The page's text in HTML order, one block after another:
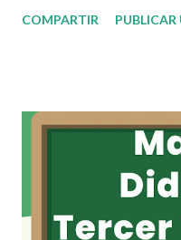
proceso muy importante
donde se pretende
quieren mirar, para de esta
sus alumnos.
de estas planeaciones
COMPARTIR